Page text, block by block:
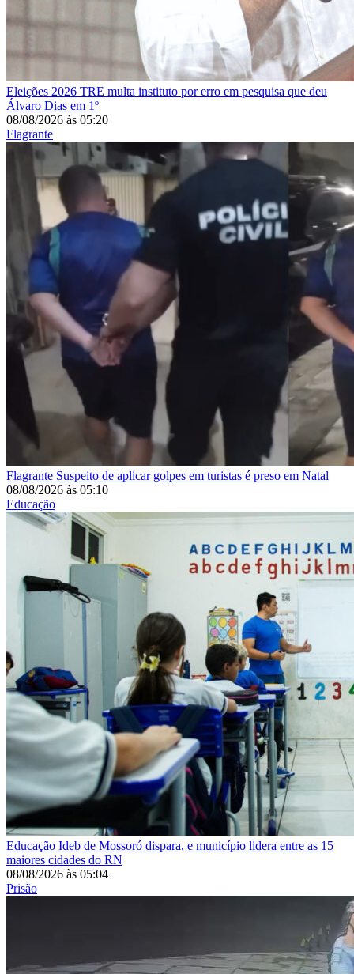
Eleições 2026 TRE multa instituto por erro em pesquisa que deu
Álvaro Dias em 1º
08/08/2026 às 05:20
Flagrante
Flagrante Suspeito de aplicar golpes em turistas é preso em Natal
08/08/2026 às 05:10
Educação
Educação Ideb de Mossoró dispara, e município lidera entre as 15
maiores cidades do RN
08/08/2026 às 05:04
Prisão